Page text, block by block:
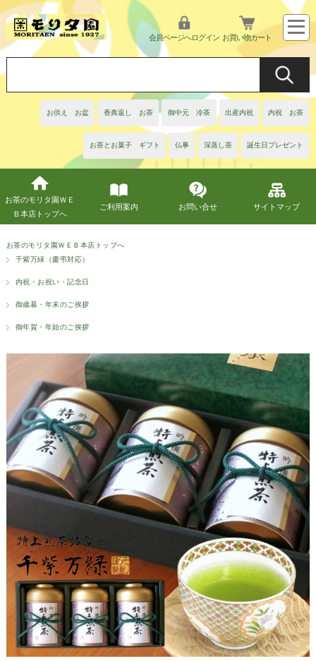
お供え お盆 香典返し お茶 御中元 冷茶 出産内祝 内祝 お茶
お茶とお菓子 ギフト 仏事 深蒸し茶 誕生日プレゼント
会員ページへログイン お買い物カート
お茶のモリタ園ＷＥ
Ｂ本店トップへ
ご利用案内 お問い合せ サイトマップ
お茶のモリタ園ＷＥＢ本店トップへ
千紫万緑（慶弔対応）
内祝・お祝い・記念日
御歳暮・年末のご挨拶
御年賀・年始のご挨拶